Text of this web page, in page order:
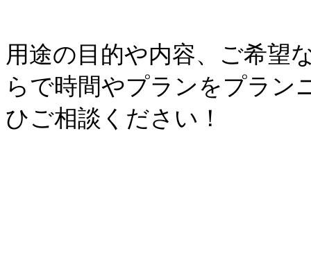
用途の目的や内容、ご希望
らで時間やプランをプラン
ひご相談ください！